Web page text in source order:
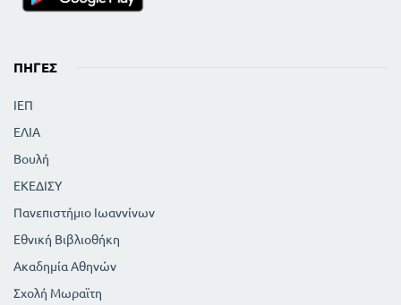
ΠΗΓΈΣ
ΙΕΠ
ΕΛΙΑ
Βουλή
ΕΚΕΔΙΣΥ
Πανεπιστήμιο Ιωαννίνων
Εθνική Βιβλιοθήκη
Ακαδημία Αθηνών
Σχολή Μωραϊτη